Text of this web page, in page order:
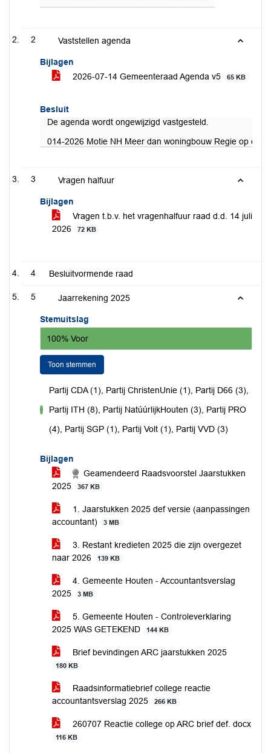
2 Vaststellen agenda
Bijlagen
2026-07-14 Gemeenteraad Agenda v5
65 KB
Besluit
De agenda wordt ongewijzigd vastgesteld.
014-2026 Motie NH Meer dan woningbouw Regie op
3 Vragen halfuur
Bijlagen
Vragen t.b.v. het vragenhalfuur raad d.d. 14 juli
2026
72 KB
4 Besluitvormende raad
5 Jaarrekening 2025
Stemuitslag
100% Voor
Toon stemmen
Partij CDA (1), Partij ChristenUnie (1), Partij D66 (3),
Partij ITH (8), Partij NatúúrlijkHouten (3), Partij PRO
(4), Partij SGP (1), Partij Volt (1), Partij VVD (3)
Bijlagen
Geamendeerd Raadsvoorstel Jaarstukken
2025
367 KB
1. Jaarstukken 2025 def versie (aanpassingen
accountant)
3 MB
3. Restant kredieten 2025 die zijn overgezet
naar 2026
139 KB
4. Gemeente Houten - Accountantsverslag
2025
3 MB
5. Gemeente Houten - Controleverklaring
2025 WAS GETEKEND
144 KB
Brief bevindingen ARC jaarstukken 2025
180 KB
Raadsinformatiebrief college reactie
accountantsverslag 2025
266 KB
260707 Reactie college op ARC brief def. docx
116 KB